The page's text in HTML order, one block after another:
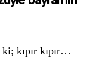
kıpır kıpır…